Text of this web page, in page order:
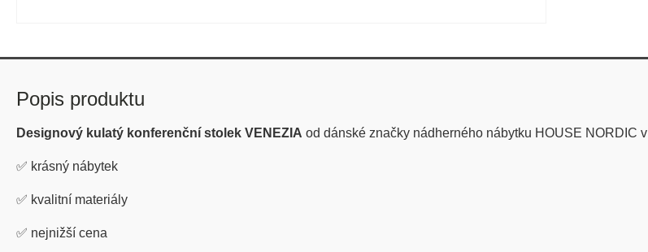
Popis produktu
Designový kulatý konferenční stolek VENEZIA od dánské značky nádherného nábytku HOUSE NORDIC v
✅ krásný nábytek
✅ kvalitní materiály
✅ nejnižší cena